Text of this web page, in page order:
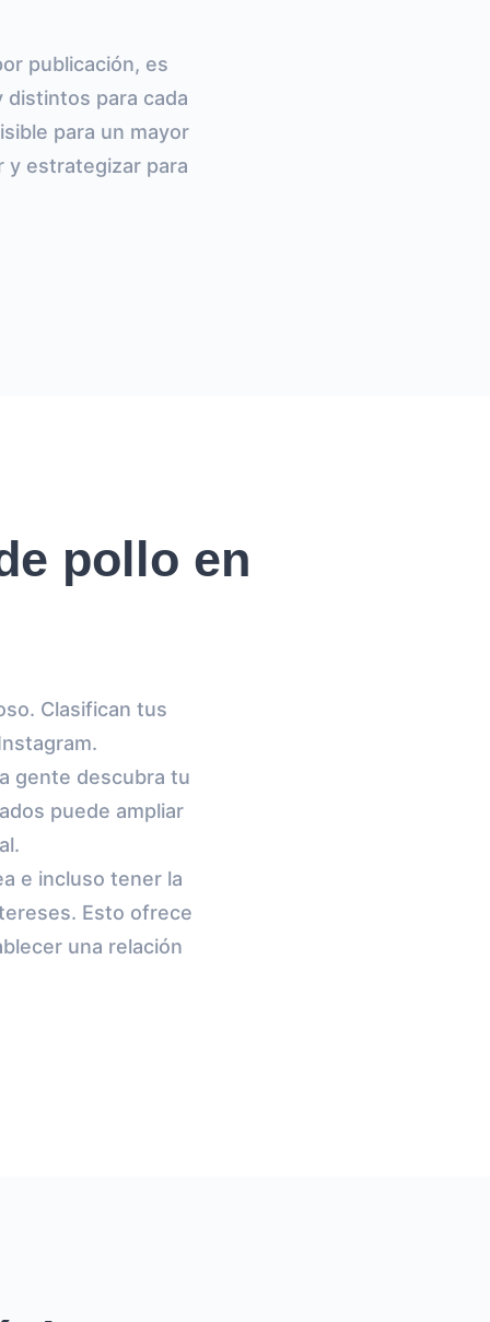
publicación, es
para cada
para un mayor
y estrategizar para
pollo en
Clasifican tus
gente descubra tu
puede ampliar
e incluso tener la
Esto ofrece
una relación